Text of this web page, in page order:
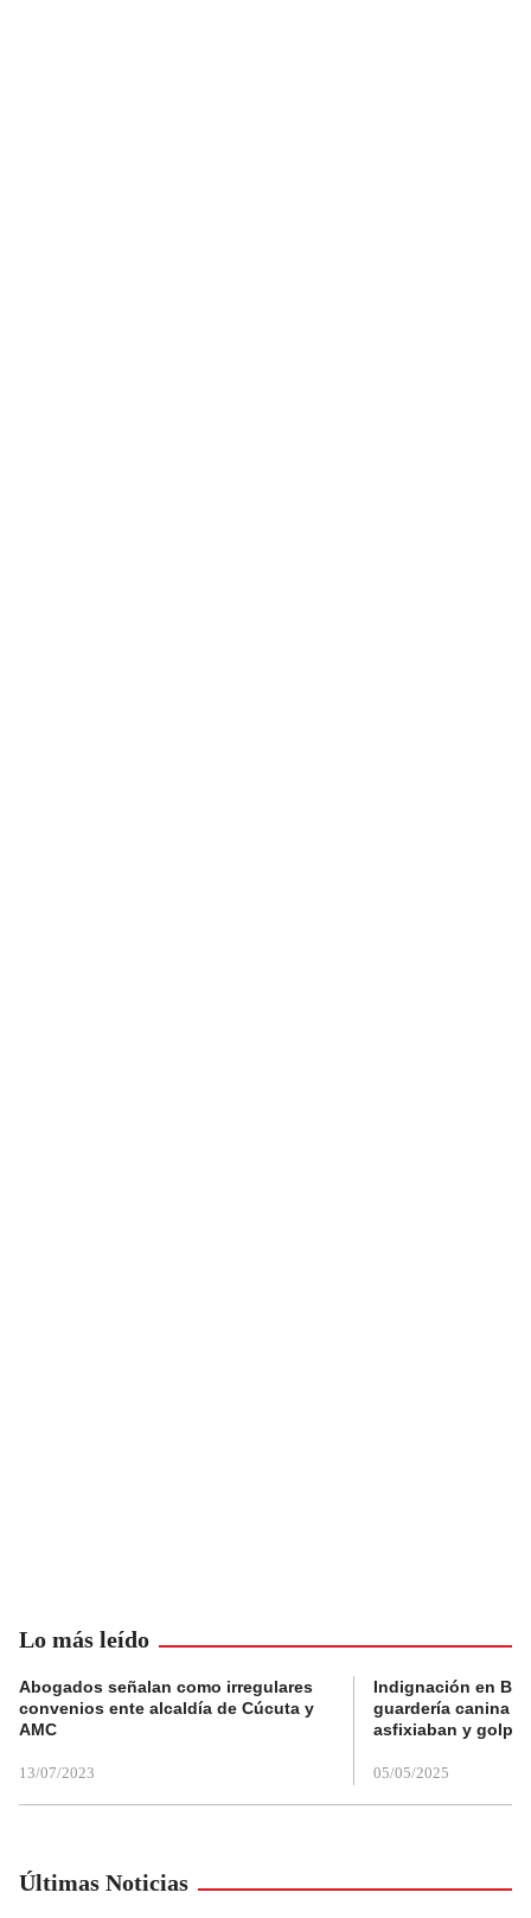
Lo más leído
Abogados señalan como irregulares
convenios ente alcaldía de Cúcuta y
AMC
13/07/2023
Indignación en
guardería canina
asfixiaban y
05/05/2025
Últimas Noticias